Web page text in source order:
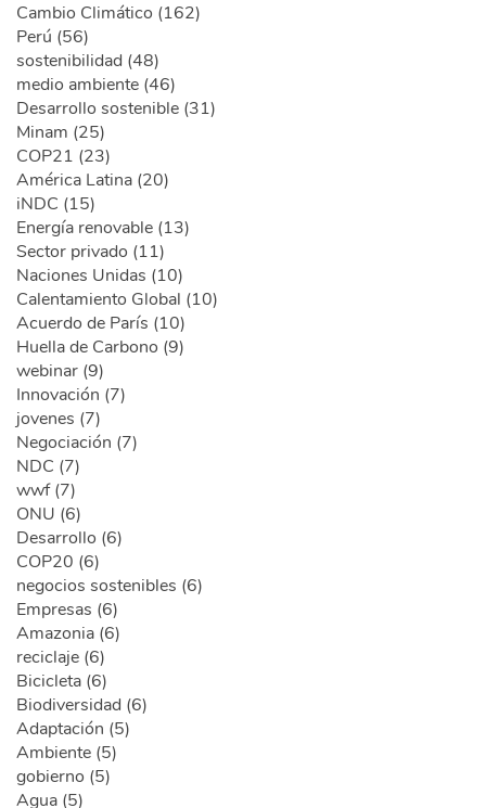
Cambio Climático (162)
Perú (56)
sostenibilidad (48)
medio ambiente (46)
Desarrollo sostenible (31)
Minam (25)
COP21 (23)
América Latina (20)
iNDC (15)
Energía renovable (13)
Sector privado (11)
Naciones Unidas (10)
Calentamiento Global (10)
Acuerdo de París (10)
Huella de Carbono (9)
webinar (9)
Innovación (7)
jovenes (7)
Negociación (7)
NDC (7)
wwf (7)
ONU (6)
Desarrollo (6)
COP20 (6)
negocios sostenibles (6)
Empresas (6)
Amazonia (6)
reciclaje (6)
Bicicleta (6)
Biodiversidad (6)
Adaptación (5)
Ambiente (5)
gobierno (5)
Agua (5)